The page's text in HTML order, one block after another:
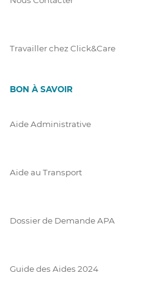
Travailler chez Click&Care
BON À SAVOIR
Aide Administrative
Aide au Transport
Dossier de Demande APA
Guide des Aides 2024